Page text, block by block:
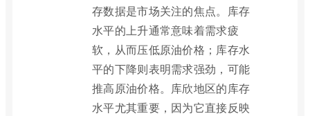
存数据是市场关注的焦点。库存
水平的上升通常意味着需求疲
软，从而压低原油价格；库存水
平的下降则表明需求强劲，可能
推高原油价格。库欣地区的库存
水平尤其重要，因为它直接反映